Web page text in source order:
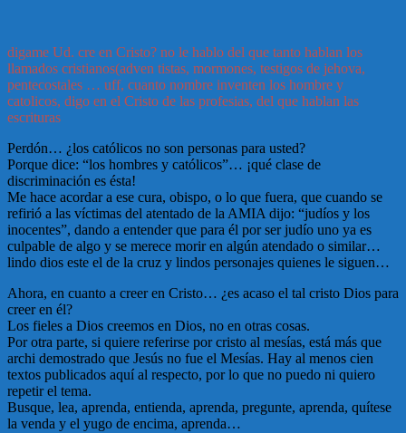
digame Ud. cre en Cristo? no le hablo del que tanto hablan los
llamados cristianos(adven tistas, mormones, testigos de jehova,
pentecostales … uff, cuanto nombre inventen los hombre y
catolicos, digo en el Cristo de las profesias, del que hablan las
escrituras
Perdón… ¿los católicos no son personas para usted?
Porque dice: “los hombres y católicos”… ¡qué clase de
discriminación es ésta!
Me hace acordar a ese cura, obispo, o lo que fuera, que cuando se
refirió a las víctimas del atentado de la AMIA dijo: “judíos y los
inocentes”, dando a entender que para él por ser judío uno ya es
culpable de algo y se merece morir en algún atendado o similar…
lindo dios este el de la cruz y lindos personajes quienes le siguen…
Ahora, en cuanto a creer en Cristo… ¿es acaso el tal cristo Dios para
creer en él?
Los fieles a Dios creemos en Dios, no en otras cosas.
Por otra parte, si quiere referirse por cristo al mesías, está más que
archi demostrado que Jesús no fue el Mesías. Hay al menos cien
textos publicados aquí al respecto, por lo que no puedo ni quiero
repetir el tema.
Busque, lea, aprenda, entienda, aprenda, pregunte, aprenda, quítese
la venda y el yugo de encima, aprenda…